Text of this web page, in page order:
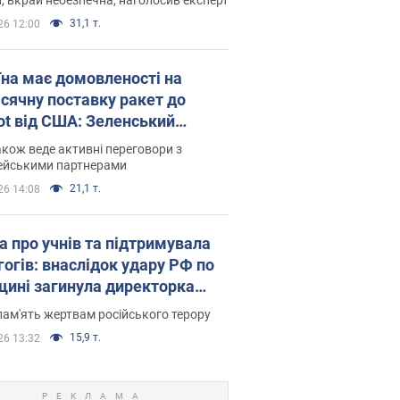
12:00 31,1 т.
має домовленості на
поставку ракет до
від США: Зеленський
подробиці
веде активні переговори з
партнерами
14:08 21,1 т.
про учнів та підтримувала
внаслідок удару РФ по
загинула директорка
ліцею, її чоловік та онук
жертвам російського терору
13:32 15,9 т.